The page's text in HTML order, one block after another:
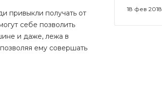
18 фев 2018
привыкли получать от
себе позволить
и даже, лежа в
ему совершать